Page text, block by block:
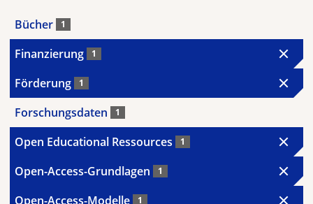
Bücher 1
Finanzierung 1
Förderung 1
Forschungsdaten 1
Open Educational Ressources 1
Open-Access-Grundlagen 1
Open-Access-Modelle 1